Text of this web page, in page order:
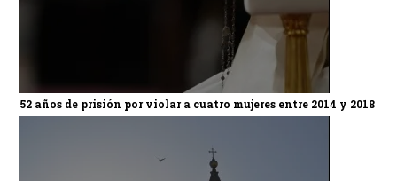
52 años de prisión por violar a cuatro mujeres entre 2014 y 2018